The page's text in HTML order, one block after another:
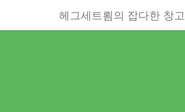
바
뉴
토
헤그세트룀의 잡다한 창고